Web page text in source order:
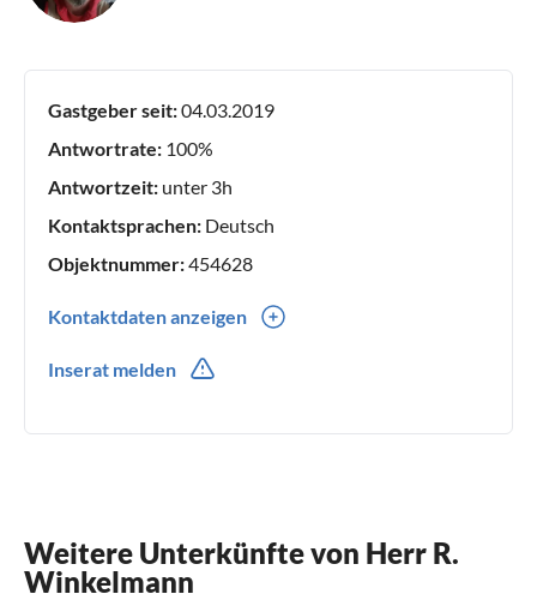
Gastgeber seit:04.03.2019
Antwortrate: 100%
Antwortzeit: unter 3h
Kontaktsprachen: Deutsch
Objektnummer:454628
Kontaktdaten anzeigen
Inserat melden
Weitere Unterkünfte von Herr R.
Winkelmann